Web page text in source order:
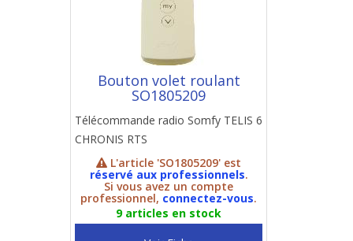
Bouton volet roulant
SO1805209
Télécommande radio Somfy TELIS 6
CHRONIS RTS
L'article 'SO1805209' est
réservé aux professionnels.
Si vous avez un compte
professionnel, connectez-vous.
9 articles en stock